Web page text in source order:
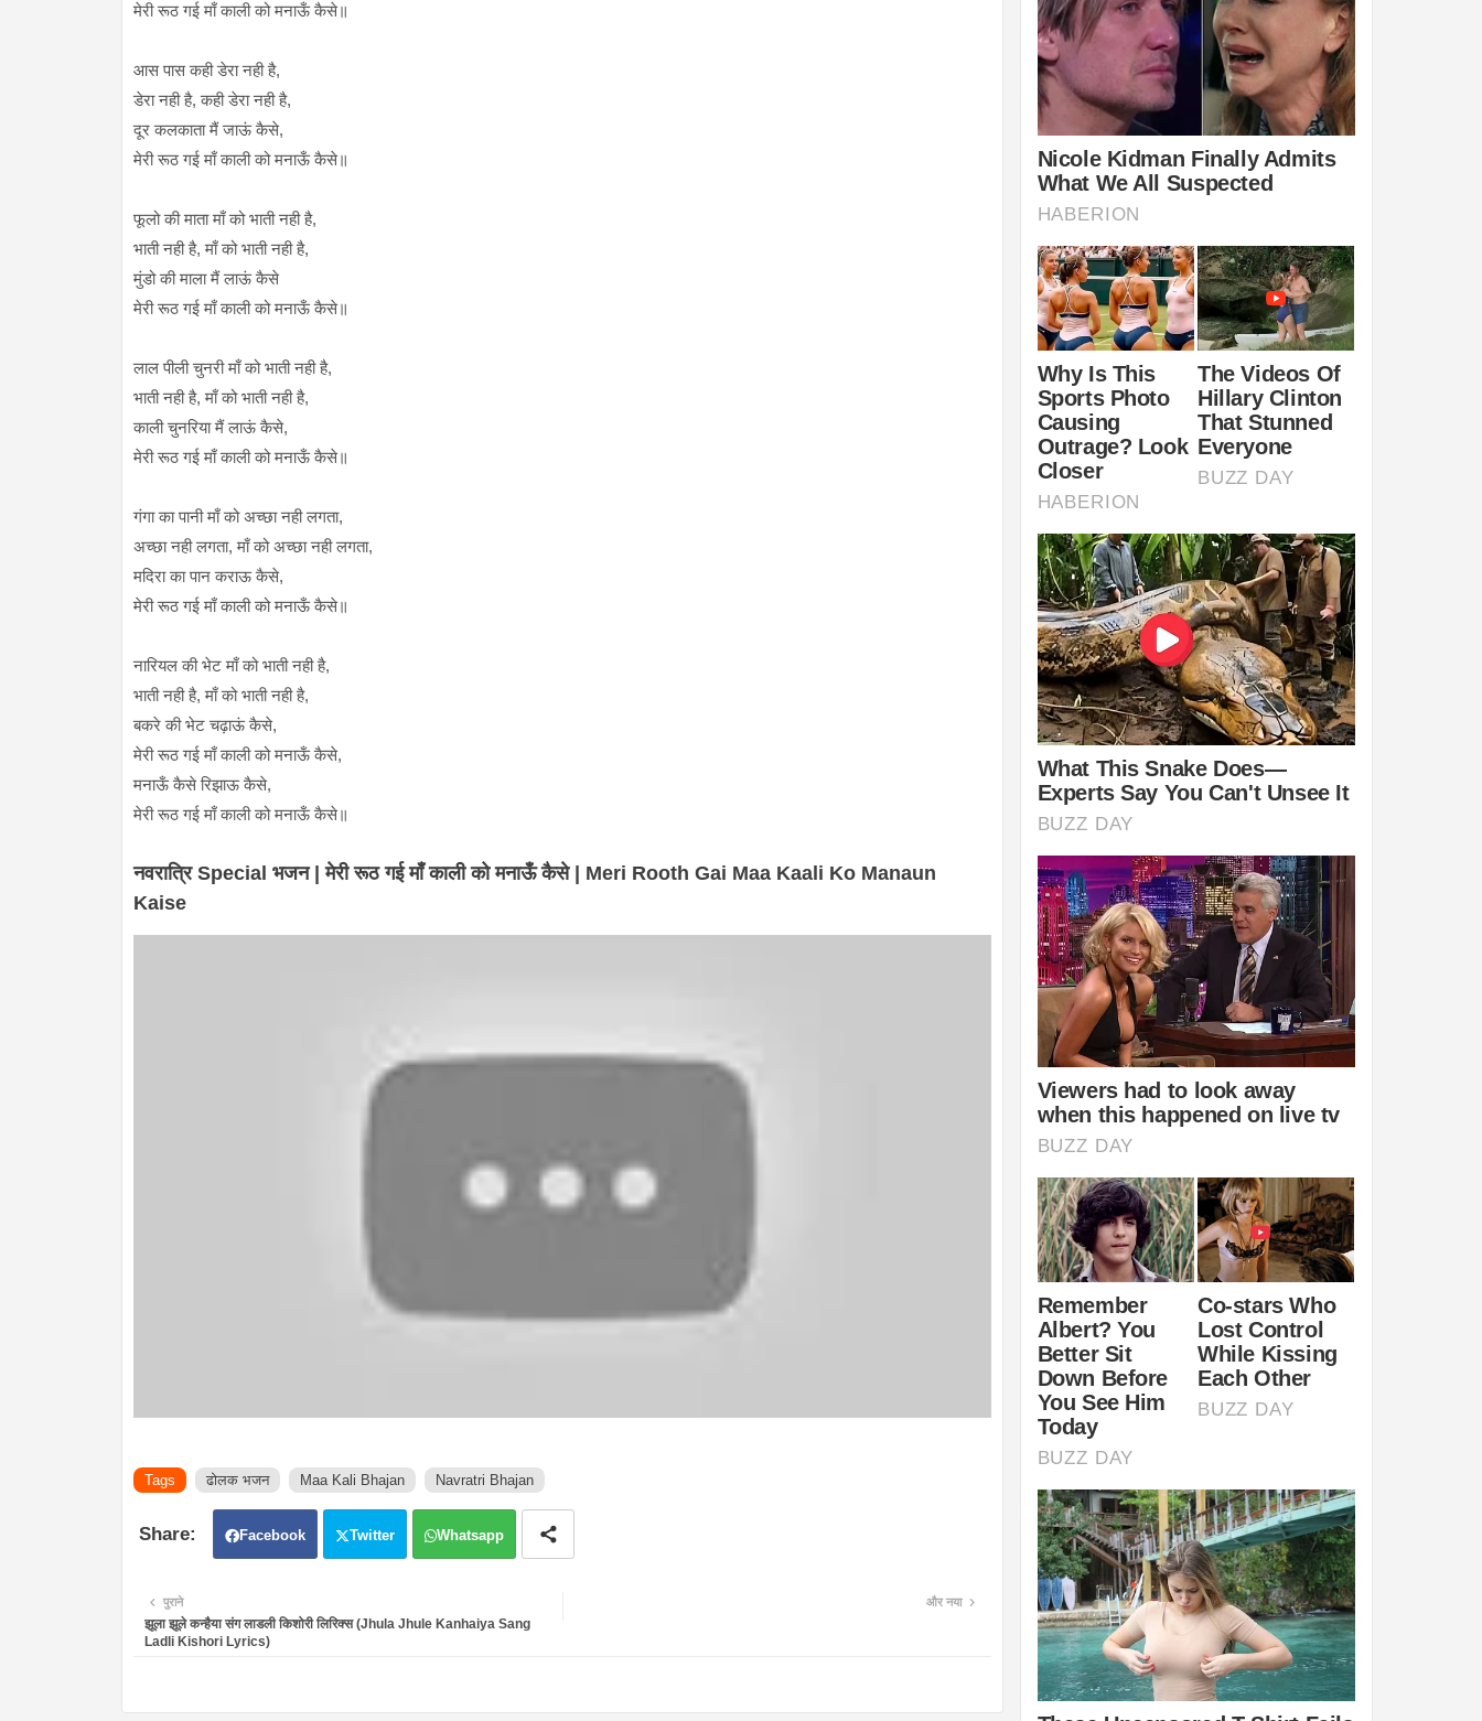
मेरी रूठ गई माँ काली को मनाऊँ कैसे॥
आस पास कही डेरा नही है,
डेरा नही है, कही डेरा नही है,
दूर कलकाता मैं जाऊं कैसे,
मेरी रूठ गई माँ काली को मनाऊँ कैसे॥
फूलो की माता माँ को भाती नही है,
भाती नही है, माँ को भाती नही है,
मुंडो की माला मैं लाऊं कैसे
मेरी रूठ गई माँ काली को मनाऊँ कैसे॥
लाल पीली चुनरी माँ को भाती नही है,
भाती नही है, माँ को भाती नही है,
काली चुनरिया मैं लाऊं कैसे,
मेरी रूठ गई माँ काली को मनाऊँ कैसे॥
गंगा का पानी माँ को अच्छा नही लगता,
अच्छा नही लगता, माँ को अच्छा नही लगता,
मदिरा का पान कराऊ कैसे,
मेरी रूठ गई माँ काली को मनाऊँ कैसे॥
नारियल की भेट माँ को भाती नही है,
भाती नही है, माँ को भाती नही है,
बकरे की भेट चढ़ाऊं कैसे,
मेरी रूठ गई माँ काली को मनाऊँ कैसे,
मनाऊँ कैसे रिझाऊ कैसे,
मेरी रूठ गई माँ काली को मनाऊँ कैसे॥
नवरात्रि Special भजन | मेरी रूठ गई माँ काली को मनाऊँ कैसे | Meri Rooth Gai Maa Kaali Ko Manaun
Kaise
Tags ढोलक भजन Maa Kali Bhajan Navratri Bhajan
Facebook Twitter Whatsapp
और नया
पुराने
झूला झूले कन्हैया संग लाडली किशोरी लिरिक्स (Jhula Jhule Kanhaiya Sang
Ladli Kishori Lyrics)